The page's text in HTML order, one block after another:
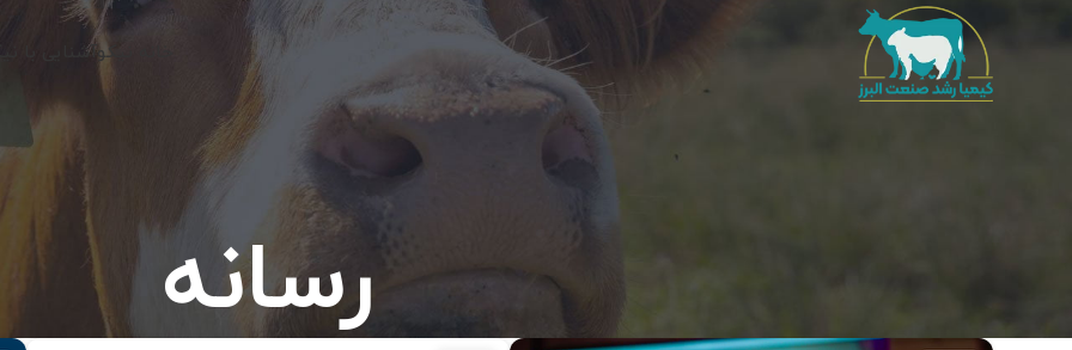
خانه نیکوآشنایی با
رسانه